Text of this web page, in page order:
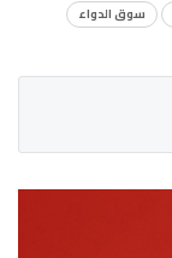
سوق الدواء